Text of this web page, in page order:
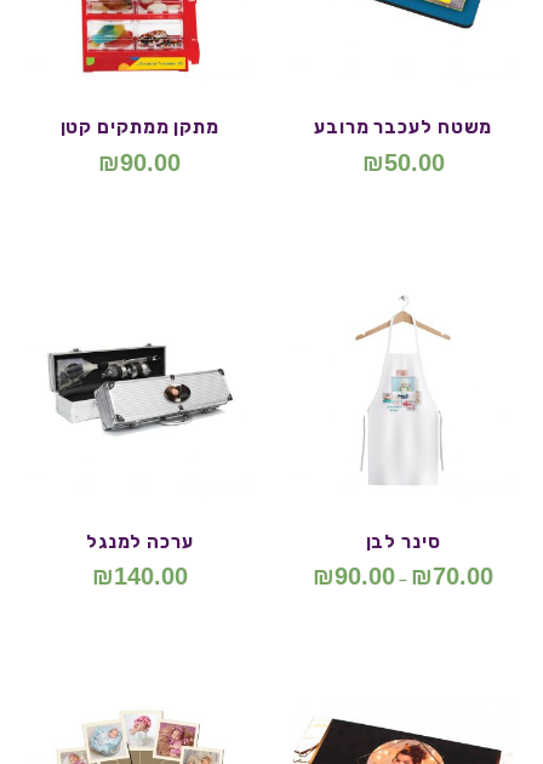
משטח לעכבר מרובע
₪50.00
מתקן ממתקים קטן
₪90.00
סינר לבן
₪70.00
–
₪90.00
ערכה למנגל
₪140.00